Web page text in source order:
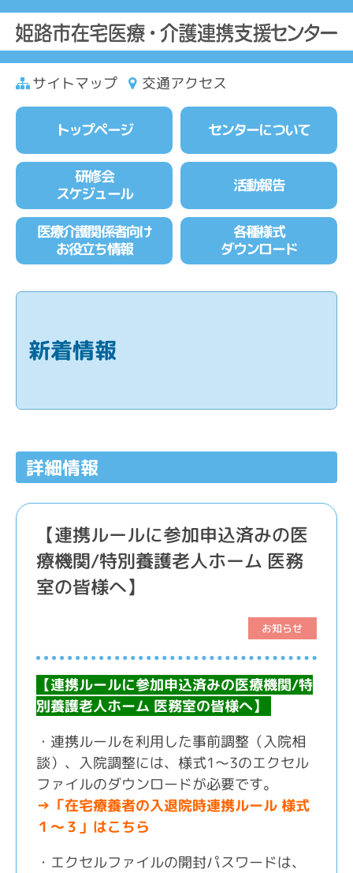
サイトマップ 交通アクセス
トップページ センターについて
研修会
スケジュール
活動報告
医療介護関係者向け
お役立ち情報
各種様式
ダウンロード
新着情報
詳細情報
【連携ルールに参加申込済みの医
療機関/特別養護老人ホーム 医務
室の皆様へ】
お知らせ
【連携ルールに参加申込済みの医療機関/特
別養護老人ホーム 医務室の皆様へ】
・連携ルールを利用した事前調整（入院相
談）、入院調整には、様式1～3のエクセル
ファイルのダウンロードが必要です。
→ 「在宅療養者の入退院時連携ルール 様式
１～３」はこちら
・エクセルファイルの開封パスワードは、